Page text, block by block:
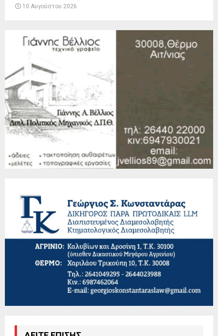
10 Αυγούστου 2026